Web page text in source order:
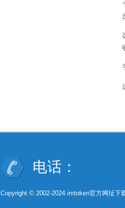
电话：
Copyright © 2002-2024 imtoken官方网址